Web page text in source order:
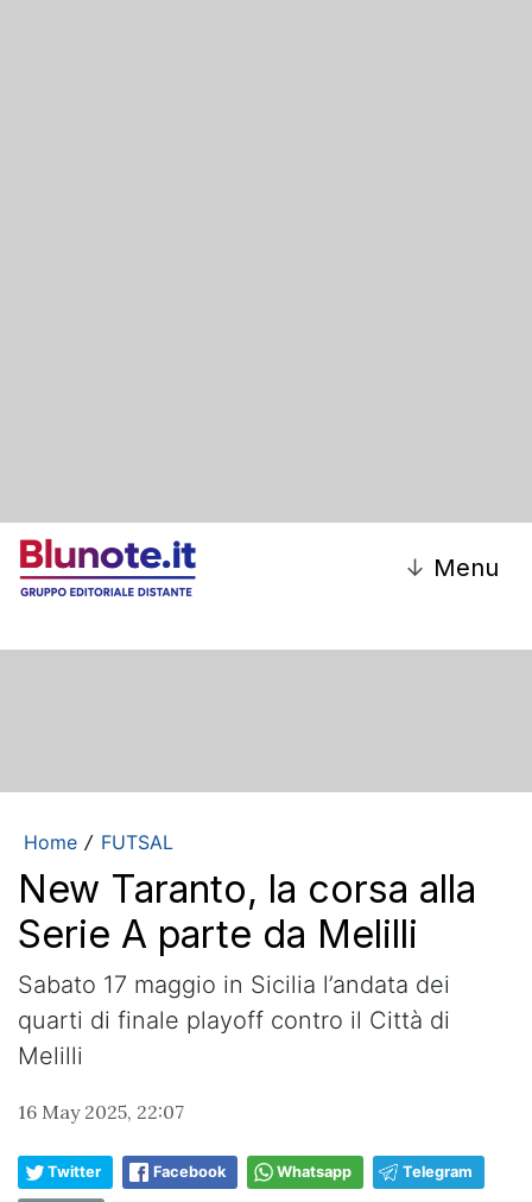
↓ Menu
Home / FUTSAL
New Taranto, la corsa alla
Serie A parte da Melilli
Sabato 17 maggio in Sicilia l’andata dei
quarti di finale playoff contro il Città di
Melilli
16 May 2025, 22:07
Twitter Facebook Whatsapp Telegram